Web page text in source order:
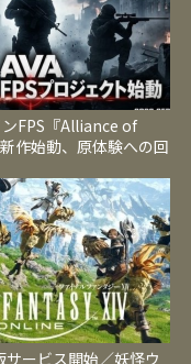
FPS『Alliance of
作始動、原体験への回
サービス開始／妖怪ウ